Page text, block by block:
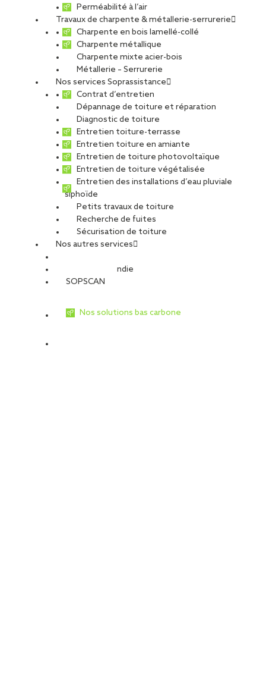
Perméabilité à l’air
Travaux de charpente & métallerie-serrurerie
Charpente en bois lamellé-collé
Charpente métallique
Charpente mixte acier-bois
Métallerie – Serrurerie
Nos services Soprassistance
Contrat d’entretien
Dépannage de toiture et réparation
Diagnostic de toiture
Entretien toiture-terrasse
Entretien toiture en amiante
Entretien de toiture photovoltaïque
Entretien de toiture végétalisée
Entretien des installations d’eau pluviale
siphoïde
Petits travaux de toiture
Recherche de fuites
Sécurisation de toiture
Nos autres services
Sécurité Incendie
SOPSCAN
Nos solutions bas carbone